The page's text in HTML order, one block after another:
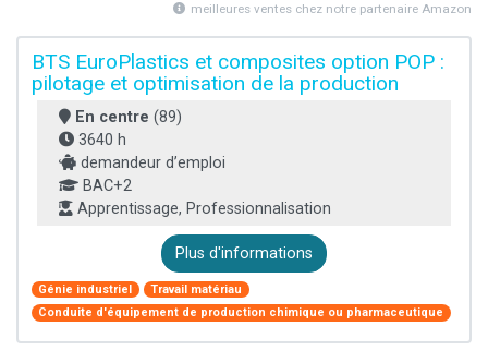
meilleures ventes chez notre partenaire Amazon
BTS EuroPlastics et composites option POP :
pilotage et optimisation de la production
En centre (89)
3640 h
demandeur d’emploi
BAC+2
Apprentissage, Professionnalisation
Plus d'informations
Génie industriel
Travail matériau
Conduite d'équipement de production chimique ou pharmaceutique